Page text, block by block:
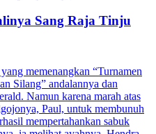
Sang Raja Tinju
memenangkan “Turnamen
Silang” andalannya dan
Namun karena marah atas
Paul, untuk membunuh
mempertahankan sabuk